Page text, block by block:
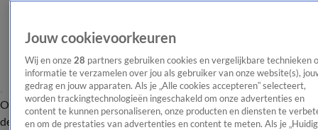
OverzichtAfleveringen Entertainment TV Algemeen
Tip
de redactieNieuwsbrief
Jouw cookievoorkeuren
Wij en onze 28 partners gebruiken cookies en vergelijkbare technieken
informatie te verzamelen over jou als gebruiker van onze website(s),
gedrag en jouw apparaten. Als je „Alle cookies accepteren” selecteert,
worden trackingtechnologieën ingeschakeld om onze advertenties en
content te kunnen personaliseren, onze producten en diensten te
en om de prestaties van advertenties en content te meten. Als je